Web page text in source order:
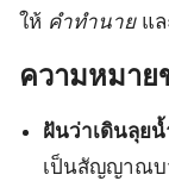
ให้ คำทำนายแล
ความหมาย
ฝันว่าเดินลุยน้
เป็นสัญญาณบ